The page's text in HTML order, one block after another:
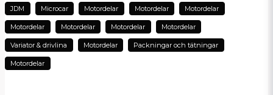
JDM Microcar Motordelar Motordelar Motordelar
Motordelar Motordelar Motordelar Motordelar
Variator & drivlina Motordelar Packningar och tätningar
Motordelar